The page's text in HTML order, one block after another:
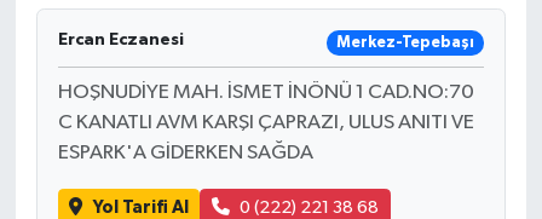
Ercan Eczanesi Merkez-Tepebaşı
HOŞNUDİYE MAH. İSMET İNÖNÜ 1 CAD.NO:70
C KANATLI AVM KARŞI ÇAPRAZI, ULUS ANITI VE
ESPARK'A GİDERKEN SAĞDA
Yol Tarifi Al 0 (222) 221 38 68